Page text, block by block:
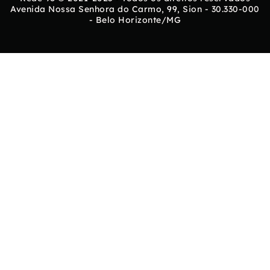
Avenida Nossa Senhora do Carmo, 99, Sion - 30.330-000
- Belo Horizonte/MG